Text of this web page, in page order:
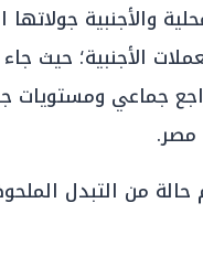
والأجنبية
الأجنبية؛ حيث جاء
3-6-2026 بتراجع
مصر.
من التبدل